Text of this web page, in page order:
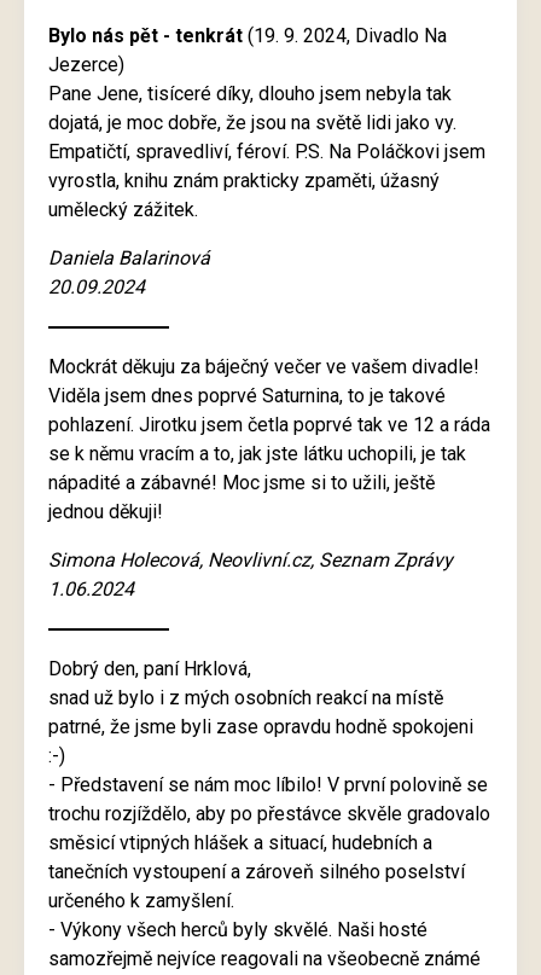
Bylo nás pět - tenkrát (19. 9. 2024, Divadlo Na
Jezerce)
Pane Jene, tisíceré díky, dlouho jsem nebyla tak
dojatá, je moc dobře, že jsou na světě lidi jako vy.
Empatičtí, spravedliví, féroví. P.S. Na Poláčkovi jsem
vyrostla, knihu znám prakticky zpaměti, úžasný
umělecký zážitek.
Daniela Balarinová
20.09.2024
Mockrát děkuju za báječný večer ve vašem divadle!
Viděla jsem dnes poprvé Saturnina, to je takové
pohlazení. Jirotku jsem četla poprvé tak ve 12 a ráda
se k němu vracím a to, jak jste látku uchopili, je tak
nápadité a zábavné! Moc jsme si to užili, ještě
jednou děkuji!
Simona Holecová, Neovlivní.cz, Seznam Zprávy
1.06.2024
Dobrý den, paní Hrklová,
snad už bylo i z mých osobních reakcí na místě
patrné, že jsme byli zase opravdu hodně spokojeni
:-)
- Představení se nám moc líbilo! V první polovině se
trochu rozjíždělo, aby po přestávce skvěle gradovalo
směsicí vtipných hlášek a situací, hudebních a
tanečních vystoupení a zároveň silného poselství
určeného k zamyšlení.
- Výkony všech herců byly skvělé. Naši hosté
samozřejmě nejvíce reagovali na všeobecně známé